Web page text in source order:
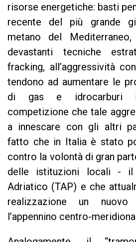
risorse energetiche: basti
recente del più grande
metano del
devastanti tecniche
fracking, all’aggressività
tendono ad aumentare le
di gas e idrocarburi
competizione che tale
a innescare con gli altri
fatto che in Italia è stato
contro la volontà di gran
delle istituzioni locali - il
Adriatico (TAP) e che
realizzazione un
l’appennino centro-